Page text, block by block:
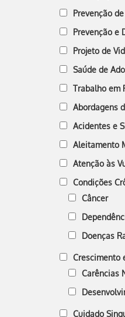
Prevenção
Prevenção e
Projeto de
Saúde de
Trabalho em
Abordagens
Acidentes e
Aleitamento
Atenção às
Condições
Câncer
Doenças
Crescimento
Carências
Cuidado